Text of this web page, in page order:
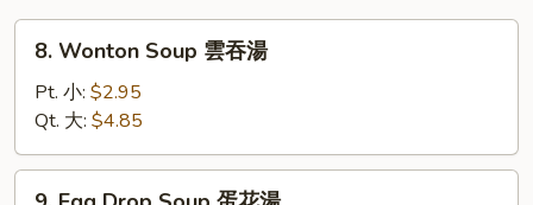
8.
Wonton
Soup
吞
湯
8. Wonton Soup 雲吞湯
Pt. 小: $2.95
Qt. 大: $4.85
9.